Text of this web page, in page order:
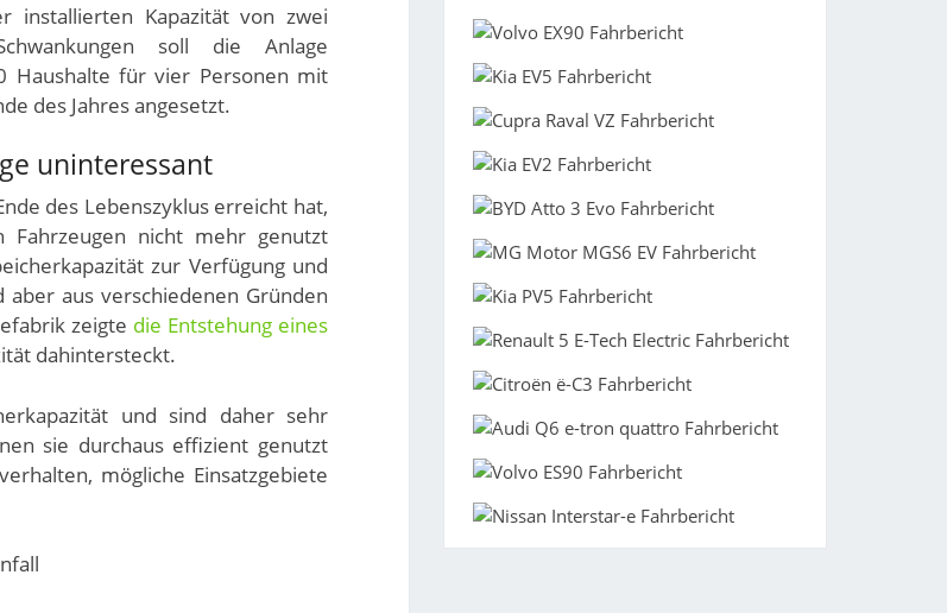
installierten Kapazität von zwei
soll die Anlage
Haushalte für vier Personen mit
des Jahres angesetzt.
uninteressant
des Lebenszyklus erreicht hat,
nicht mehr genutzt
zur Verfügung und
aus verschiedenen Gründen
zeigte die Entstehung eines
dahintersteckt.
und sind daher sehr
sie durchaus effizient genutzt
mögliche Einsatzgebiete